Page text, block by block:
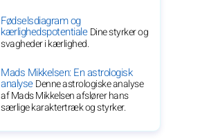
Fødselsdiagram og
kærlighedspotentialeDine styrker og
svagheder i kærlighed.
Mads Mikkelsen: En astrologisk
analyseDenne astrologiske analyse
af Mads Mikkelsen afslører hans
særlige karaktertræk og styrker.